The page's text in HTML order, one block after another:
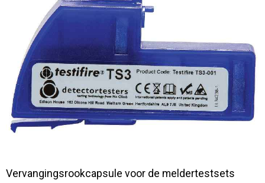
Over Hertek
Werken bij Hertek
Contact
Vervangingsrookcapsule voor de meldertestsets